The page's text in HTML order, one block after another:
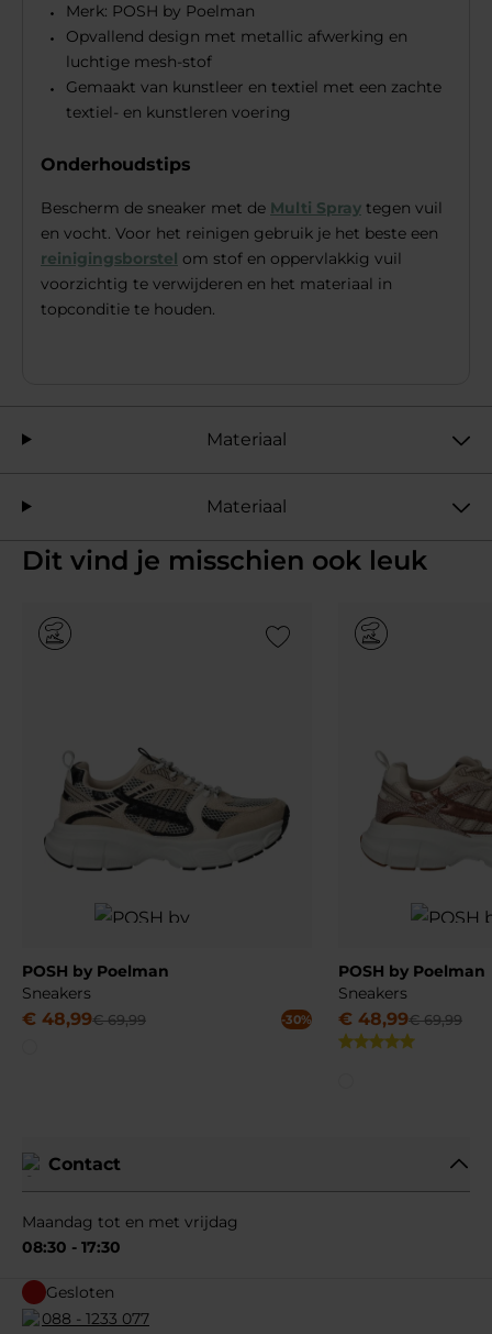
Merk: POSH by Poelman
Opvallend design met metallic afwerking en
luchtige mesh-stof
Gemaakt van kunstleer en textiel met een zachte
textiel- en kunstleren voering
Onderhoudstips
Bescherm de sneaker met de Multi Spray tegen vuil
en vocht. Voor het reinigen gebruik je het beste een
reinigingsborstel om stof en oppervlakkig vuil
voorzichtig te verwijderen en het materiaal in
topconditie te houden.
Materiaal
Materiaal
Dit vind je misschien ook leuk
Add to Wishlist
POSH by Poelman
Sneakers
€ 48,99€ 69,99 -30%
POSH by Poelman
Sneakers
€ 48,99€ 69,99
Contact
Maandag tot en met vrijdag
08:30 - 17:30
Gesloten
088 - 1233 077